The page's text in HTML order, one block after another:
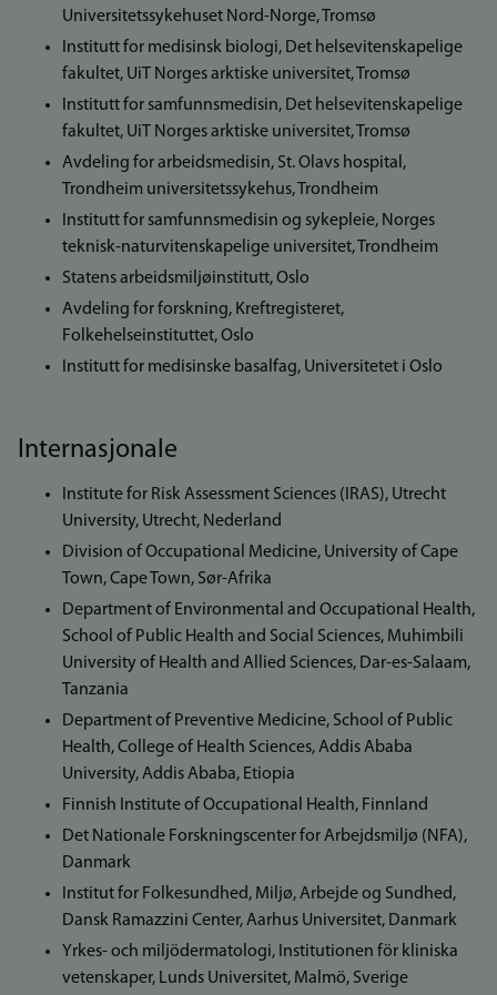
Universitetssykehuset Nord-Norge, Tromsø
Institutt for medisinsk biologi, Det helsevitenskapelige
fakultet, UiT Norges arktiske universitet, Tromsø
Institutt for samfunnsmedisin, Det helsevitenskapelige
fakultet, UiT Norges arktiske universitet, Tromsø
Avdeling for arbeidsmedisin, St. Olavs hospital,
Trondheim universitetssykehus, Trondheim
Institutt for samfunnsmedisin og sykepleie, Norges
teknisk-naturvitenskapelige universitet, Trondheim
Statens arbeidsmiljøinstitutt, Oslo
Avdeling for forskning, Kreftregisteret,
Folkehelseinstituttet, Oslo
Institutt for medisinske basalfag, Universitetet i Oslo
Internasjonale
Institute for Risk Assessment Sciences (IRAS), Utrecht
University, Utrecht, Nederland
Division of Occupational Medicine, University of Cape
Town, Cape Town, Sør-Afrika
Department of Environmental and Occupational Health,
School of Public Health and Social Sciences, Muhimbili
University of Health and Allied Sciences, Dar-es-Salaam,
Tanzania
Department of Preventive Medicine, School of Public
Health, College of Health Sciences, Addis Ababa
University, Addis Ababa, Etiopia
Finnish Institute of Occupational Health, Finnland
Det Nationale Forskningscenter for Arbejdsmiljø (NFA),
Danmark
Institut for Folkesundhed, Miljø, Arbejde og Sundhed,
Dansk Ramazzini Center, Aarhus Universitet, Danmark
Yrkes- och miljödermatologi, Institutionen för kliniska
vetenskaper, Lunds Universitet, Malmö, Sverige